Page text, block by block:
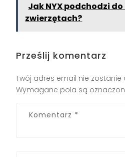
Jak NYX podchodzi
zwierzętach?
Prześlij komentarz
Twój adres email nie zostanie
Wymagane pola są